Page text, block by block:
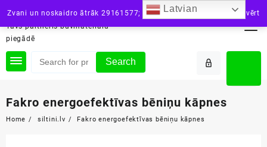
Zvani un noskaidro ātrāk 29161577; vai raksti: info@siltini.lvAizvērt
content
siltini.lv
Tavs partneris būvmateriālu
piegādē
Search
Fakro energoefektīvas bēniņu kāpnes
Home siltini.lv Fakro energoefektīvas bēniņu kāpnes
Latvian